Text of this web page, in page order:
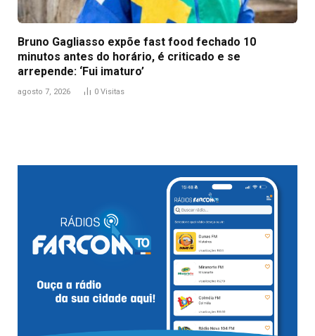
Bruno Gagliasso expõe fast food fechado 10
minutos antes do horário, é criticado e se
arrepende: ‘Fui imaturo’
agosto 7, 2026 0 Visitas